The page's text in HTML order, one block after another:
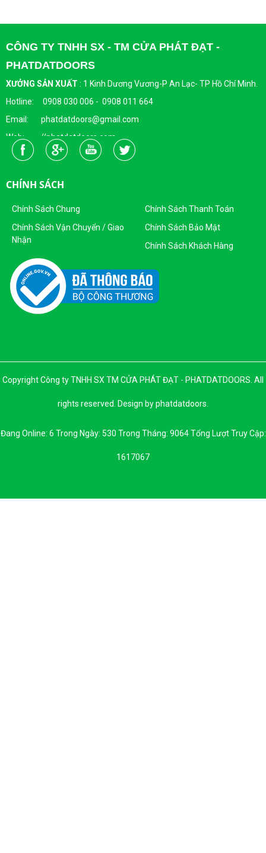
CÔNG TY TNHH SX - TM CỬA PHÁT ĐẠT -
PHATDATDOORS
XƯỞNG SẢN XUẤT : 1 Kinh Dương Vương-P An Lạc- TP Hồ Chí Minh.
Hotline: 0908 030 006 - 0908 011 664
Email: phatdatdoors@gmail.com
Web: //phatdatdoors.com
Fanpage : https://www.facebook.com/cuaphatdat
DKKD: 0313215412
Ngày Cấp: 16/04/2015
Nơi Cấp: Sở KHĐT Thành Phố Hồ Chí Minh
Sản Phẩm Của Công Ty TNHH SX - TM CỬA PHÁT ĐẠT
CHÍNH SÁCH
Chính Sách Chung
Chính Sách Thanh Toán
Chính Sách Vận Chuyển / Giao
Nhận
Chính Sách Bảo Mật
Chính Sách Khách Hàng
Copyright Công ty TNHH SX TM CỬA PHÁT ĐẠT - PHATDATDOORS. All
rights reserved. Design by phatdatdoors.
Đang Online: 6 Trong Ngày: 530 Trong Tháng: 9064 Tổng Lượt Truy Cập:
1617067